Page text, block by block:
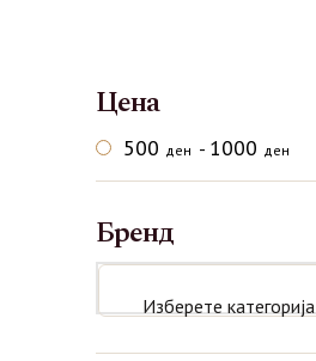
Цена
500 ден - 1000 ден
Бренд
Изберете категорија